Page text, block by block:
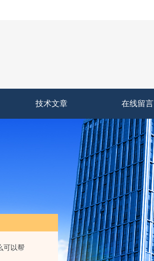
可以帮
技术文章 在线留言